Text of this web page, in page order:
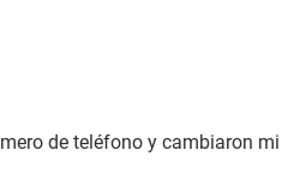
de teléfono y cambiaron mi